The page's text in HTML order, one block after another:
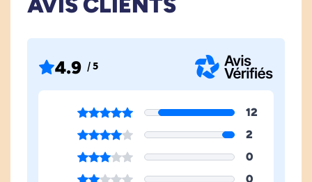
4.9 / 5
12
2
0
0